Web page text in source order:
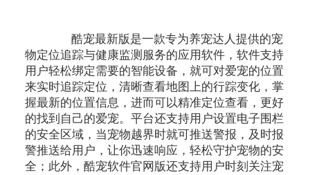
酷宠最新版是一款专为养宠达人提供的宠
物定位追踪与健康监测服务的应用软件，软件支持
用户轻松绑定需要的智能设备，就可对爱宠的位置
来实时追踪定位，清晰查看地图上的行踪变化，掌
握最新的位置信息，进而可以精准定位查看，更好
的找到自己的爱宠。平台还支持用户设置电子围栏
的安全区域，当宠物越界时就可推送警报，及时报
警推送给用户，让你迅速响应，轻松守护宠物的安
全；此外，酷宠软件官网版还支持用户时刻关注宠